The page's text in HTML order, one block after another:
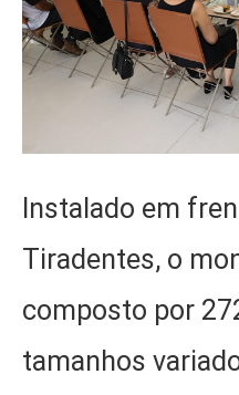
Instalado em
Tiradentes, o
composto por
tamanhos